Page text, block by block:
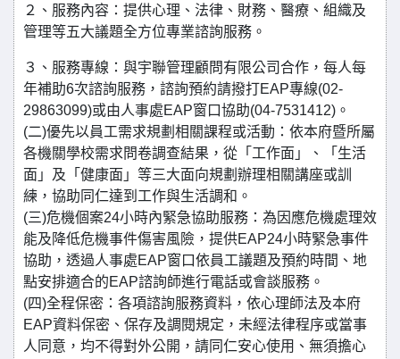
２、服務內容：提供心理、法律、財務、醫療、組織及
管理等五大議題全方位專業諮詢服務。
３、服務專線：與宇聯管理顧問有限公司合作，每人每
年補助6次諮詢服務，諮詢預約請撥打EAP專線(02-
29863099)或由人事處EAP窗口協助(04-7531412)。
(二)優先以員工需求規劃相關課程或活動：依本府暨所屬
各機關學校需求問卷調查結果，從「工作面」、「生活
面」及「健康面」等三大面向規劃辦理相關講座或訓
練，協助同仁達到工作與生活調和。
(三)危機個案24小時內緊急協助服務：為因應危機處理效
能及降低危機事件傷害風險，提供EAP24小時緊急事件
協助，透過人事處EAP窗口依員工議題及預約時間、地
點安排適合的EAP諮詢師進行電話或會談服務。
(四)全程保密：各項諮詢服務資料，依心理師法及本府
EAP資料保密、保存及調閱規定，未經法律程序或當事
人同意，均不得對外公開，請同仁安心使用、無須擔心